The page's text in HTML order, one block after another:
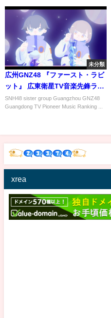
未分類
広州GNZ48 『ファースト・ラビ
ット』 広東衛星TV音楽先鋒ラン
キング2016年度授賞式
20161210
SNH48 sister group Guangzhou GNZ48
Guangdong TV Pioneer Music Ranking ...
xrea